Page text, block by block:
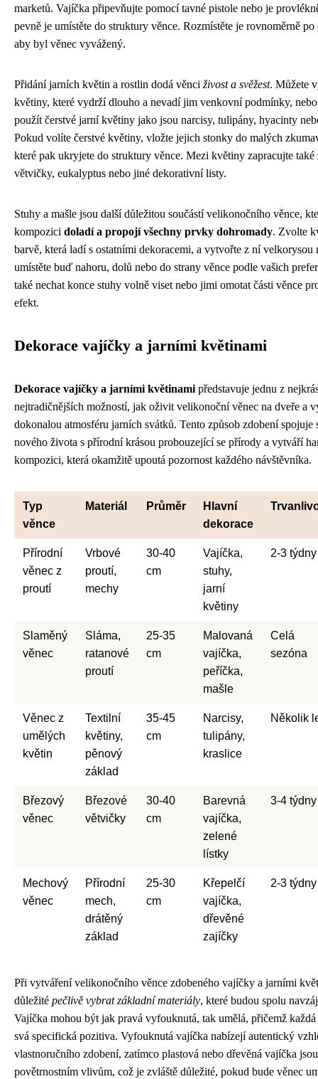
marketů. Vajíčka připevňujte pomocí tavné pistole nebo je
pevně je umístěte do struktury věnce. Rozmístěte je rovnoměrně
aby byl věnec vyvážený.
Přidání jarních květin a rostlin dodá věnci živost a svěžest. Můžete
květiny, které vydrží dlouho a nevadí jim venkovní podmínky,
použít čerstvé jarní květiny jako jsou narcisy, tulipány, hyacinty
Pokud volíte čerstvé květiny, vložte jejich stonky do malých
které pak ukryjete do struktury věnce. Mezi květiny zapracujte také
větvičky, eukalyptus nebo jiné dekorativní listy.
Stuhy a mašle jsou další důležitou součástí velikonočního věnce,
kompozici doladí a propojí všechny prvky dohromady. Zvolte
barvě, která ladí s ostatními dekoracemi, a vytvořte z ní velkorysou
umístěte buď nahoru, dolů nebo do strany věnce podle vašich
také nechat konce stuhy volně viset nebo jimi omotat části věnce
efekt.
Dekorace vajíčky a jarními květinami
Dekorace vajíčky a jarními květinami představuje jednu z
nejtradičnějších možností, jak oživit velikonoční věnec na dveře a
dokonalou atmosféru jarních svátků. Tento způsob zdobení spojuje
nového života s přírodní krásou probouzející se přírody a vytváří
kompozici, která okamžitě upoutá pozornost každého návštěvníka.
Typ
věnce
Materiál Průměr
Hlavní
dekorace
Přírodní
věnec z
proutí
Vrbové
proutí,
mechy
30-40
cm
Vajíčka,
stuhy,
jarní
květiny
2-3 týdny
Slaměný
věnec
Sláma,
ratanové
proutí
25-35
cm
Malovaná
vajíčka,
peříčka,
mašle
Celá
sezóna
Věnec z
umělých
květin
Textilní
květiny,
pěnový
základ
35-45
cm
Narcisy,
tulipány,
kraslice
Několik
Březový
věnec
Březové
větvičky
30-40
cm
Barevná
vajíčka,
zelené
lístky
3-4 týdny
Mechový
věnec
Přírodní
mech,
drátěný
základ
25-30
cm
Křepelčí
vajíčka,
dřevěné
zajíčky
2-3 týdny
Při vytváření velikonočního věnce zdobeného vajíčky a jarními
důležité pečlivě vybrat základní materiály, které budou spolu
Vajíčka mohou být jak pravá vyfouknutá, tak umělá, přičemž každá
svá specifická pozitiva. Vyfouknutá vajíčka nabízejí autentický
vlastnoručního zdobení, zatímco plastová nebo dřevěná vajíčka
povětrnostním vlivům, což je zvláště důležité, pokud bude věnec